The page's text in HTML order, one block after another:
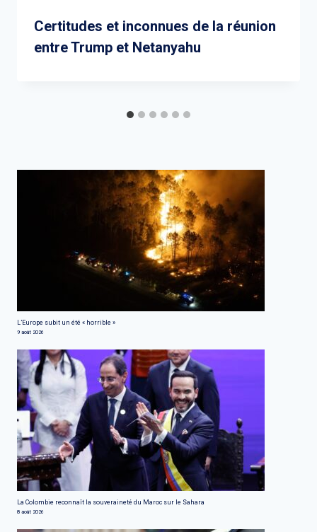
Certitudes et inconnues de la réunion
entre Trump et Netanyahu
L’Europe subit un été « horrible »
9 août 2026
La Colombie reconnaît la souveraineté du Maroc sur le Sahara
8 août 2026